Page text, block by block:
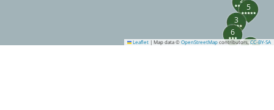
3
5
6
9
Leaflet | Map data © OpenStreetMap contributors,CC-BY-SA